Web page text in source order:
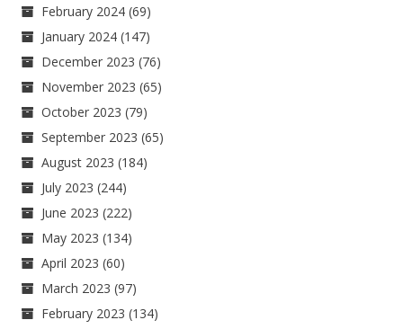
February 2024 (69)
January 2024 (147)
December 2023 (76)
November 2023 (65)
October 2023 (79)
September 2023 (65)
August 2023 (184)
July 2023 (244)
June 2023 (222)
May 2023 (134)
April 2023 (60)
March 2023 (97)
February 2023 (134)